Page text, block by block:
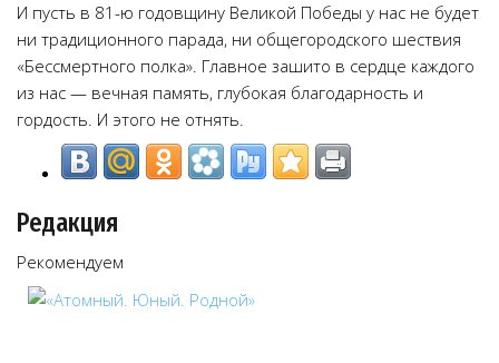
И пусть в 81-ю годовщину Великой Победы у нас не будет
ни традиционного парада, ни общегородского шествия
«Бессмертного полка». Главное зашито в сердце каждого
из нас — вечная память, глубокая благодарность и
гордость. И этого не отнять.
Редакция
Рекомендуем